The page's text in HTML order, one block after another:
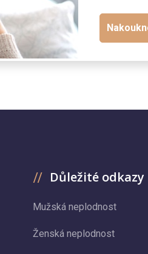
Důležité odkazy
Mužská neplodnost
Ženská neplodnost